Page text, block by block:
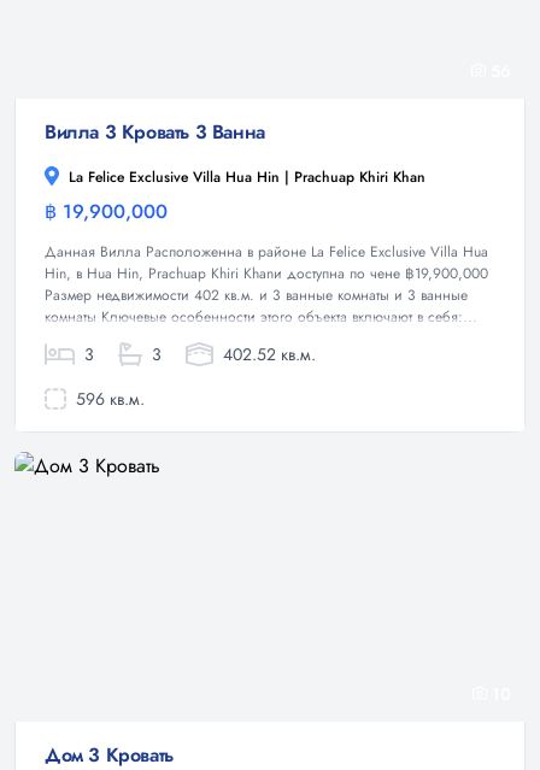
Вилла 3 Кровать 3 Ванна
La Felice Exclusive Villa Hua Hin | Prachuap Khiri Khan
฿ 19,900,000
Данная Вилла Расположенна в районе La Felice Exclusive Villa Hua
Hin, в Hua Hin, Prachuap Khiri Khanи доступна по чене ฿19,900,000
Размер недвижимости 402 кв.м. и 3 ванные комнаты и 3 ванные
комнаты Ключевые особенности этого объекта включают в себя:...
3 3
402.52 кв.м.
596 кв.м.
Дом 3 Кровать